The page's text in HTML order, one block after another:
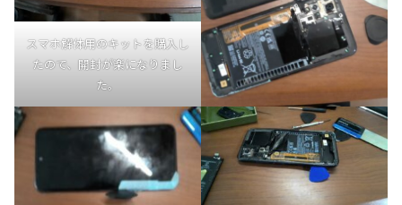
スマホ解体用のキットを購入し
たので、開封が楽になりまし
た。